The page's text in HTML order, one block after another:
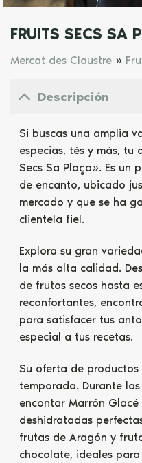
FRUITS SECS SA
Mercat des Claustre »
Descripción
Si buscas una amplia
especias, tés y más, tu
Secs Sa Plaça». Es un
de encanto, ubicado
mercado y que se ha
clientela fiel.
Explora su gran
la más alta calidad.
de frutos secos hasta
reconfortantes,
para satisfacer tus
especial a tus recetas.
Su oferta de
temporada. Durante
encontar Marrón
deshidratadas
frutas de Aragón y
chocolate, ideales